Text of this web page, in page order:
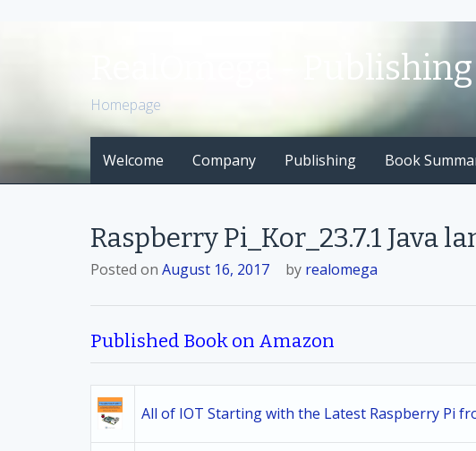
o
c
o
RealOmega - Publishing
Homepage
Welcome Company Publishing Book
Raspberry Pi_Kor_23.7.1 Java
Posted on August 16, 2017 by realomega
Published Book on Amazon
All of IOT Starting with the Latest Raspberry Pi